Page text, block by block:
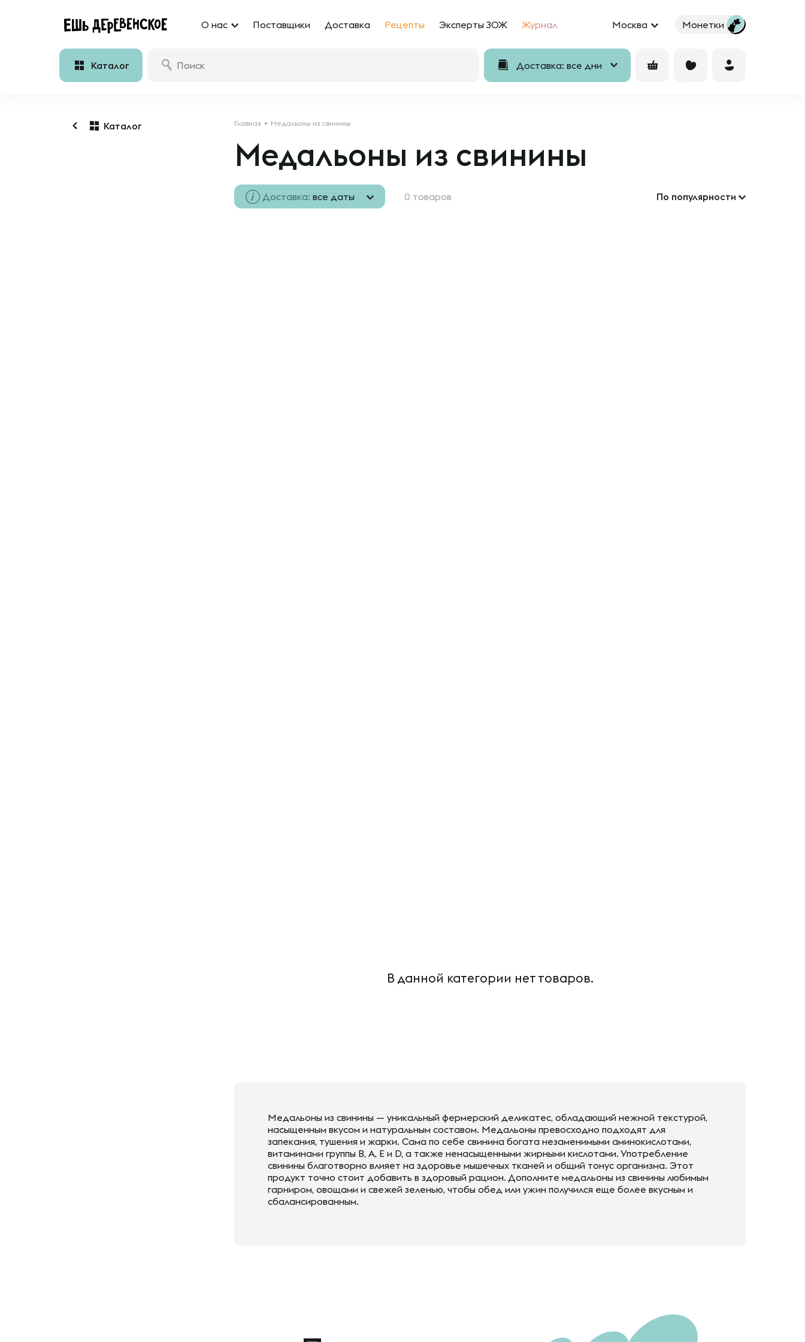
О нас Поставщики Доставка Рецепты Эксперты ЗОЖ Журнал Москва Монетки
Каталог Доставка: все дни
Каталог Главная Медальоны из свинины
Медальоны из свинины
Доставка: все даты 0 товаров По популярности
В данной категории нет товаров.
Медальоны из свинины — уникальный фермерский деликатес, обладающий нежной текстурой,
насыщенным вкусом и натуральным составом. Медальоны превосходно подходят для
запекания, тушения и жарки. Сама по себе свинина богата незаменимыми аминокислотами,
витаминами группы В, A, E и D, а также ненасыщенными жирными кислотами. Употребление
свинины благотворно влияет на здоровье мышечных тканей и общий тонус организма. Этот
продукт точно стоит добавить в здоровый рацион. Дополните медальоны из свинины любимым
гарниром, овощами и свежей зеленью, чтобы обед или ужин получился еще более вкусным и
сбалансированным.